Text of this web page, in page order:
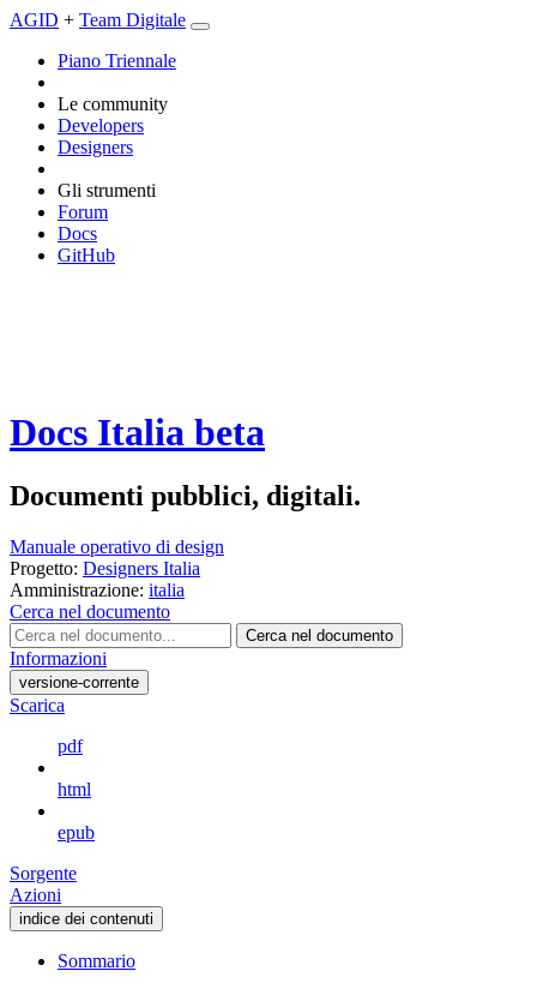
AGID + Team Digitale
Piano Triennale
Le community
Developers
Designers
Gli strumenti
Forum
Docs
GitHub
Docs Italia beta
Documenti pubblici, digitali.
Manuale operativo di design
Progetto: Designers Italia
Amministrazione: italia
Cerca nel documento
Cerca nel documento
Informazioni
versione-corrente
Scarica
pdf
html
epub
Sorgente
Azioni
indice dei contenuti
Sommario